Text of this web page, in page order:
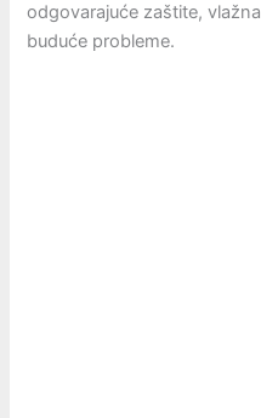
odgovarajuće zaštite,
buduće probleme.